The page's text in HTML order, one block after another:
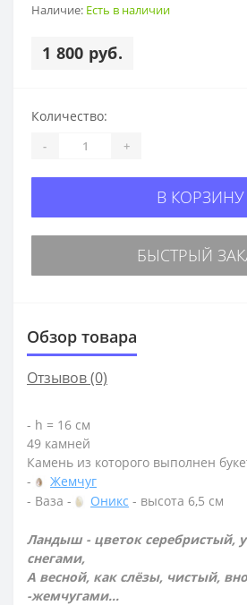
Наличие: Есть в наличии
1 800 руб.
Количество:
- +
В КОРЗИНУ
БЫСТРЫЙ
Обзор товара
Отзывов (0)
- h = 16 см
49 камней
Камень из которого выполнен
-
Жемчуг
- Ваза -
Оникс - высота 6,5 см
Ландыш - цветок серебристый,
снегами,
А весной, как слёзы, чистый,
-жемчугами...